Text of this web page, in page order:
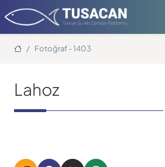
Ana Sayfa
Fotoğraf - 1403
Lahoz